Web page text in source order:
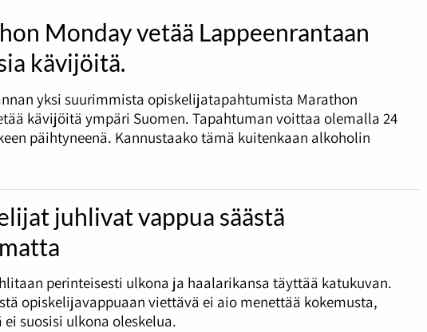
Monday vetää Lappeenrantaan
kävijöitä.
yksi suurimmista opiskelijatapahtumista Marathon
kävijöitä ympäri Suomen. Tapahtuman voittaa olemalla 24
päihtyneenä. Kannustaako tämä kuitenkaan alkoholin
juhlivat vappua säästä
perinteisesti ulkona ja haalarikansa täyttää katukuvan.
opiskelijavappuaan viettävä ei aio menettää kokemusta,
ei suosisi ulkona oleskelua.